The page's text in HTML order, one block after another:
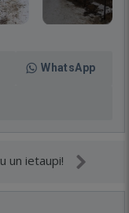
WhatsApp
un ietaupi!